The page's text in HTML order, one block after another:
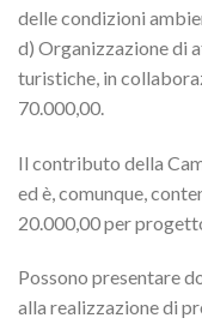
delle condizioni
d) Organizzazione di
turistiche, in
70.000,00.
Il contributo della
ed è, comunque,
20.000,00 per
Possono presentare
alla realizzazione di